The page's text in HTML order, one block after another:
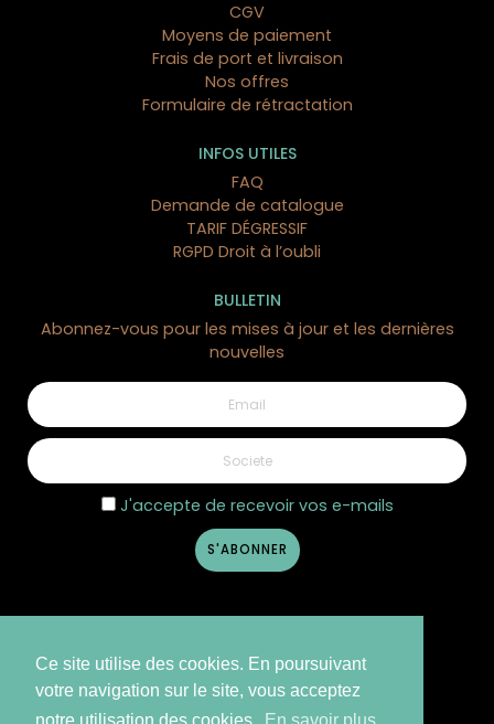
Ce site utilise des cookies. En poursuivant
votre navigation sur le site, vous acceptez
CGV
Moyens de paiement
Frais de port et livraison
Nos offres
Formulaire de rétractation
INFOS UTILES
FAQ
Demande de catalogue
TARIF DÉGRESSIF
RGPD Droit à l’oubli
BULLETIN
Abonnez-vous pour les mises à jour et les dernières
nouvelles
J'accepte de recevoir vos e-mails